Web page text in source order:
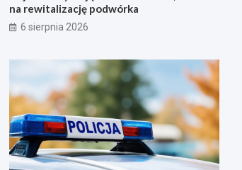
na rewitalizację podwórka
6 sierpnia 2026